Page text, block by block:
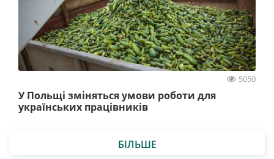
5050
У Польщі зміняться умови роботи для
українських працівників
БІЛЬШЕ